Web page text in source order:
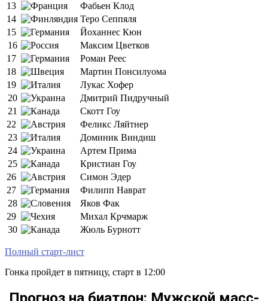
13
Фабьен Клод
14
Теро Сеппяля
15
Йоханнес Кюн
16
Максим Цветков
17
Роман Реес
18
Мартин Понсилуома
19
Лукас Хофер
20
Дмитрий Пидручный
21
Скотт Гоу
22
Феликс Ляйтнер
23
Доминик Виндиш
24
Артем Прима
25
Кристиан Гоу
26
Симон Эдер
27
Филипп Наврат
28
Яков Фак
29
Михал Крчмарж
30
Жюль Бурнотт
Полный старт-лист
Гонка пройдет в пятницу, старт в 12:00